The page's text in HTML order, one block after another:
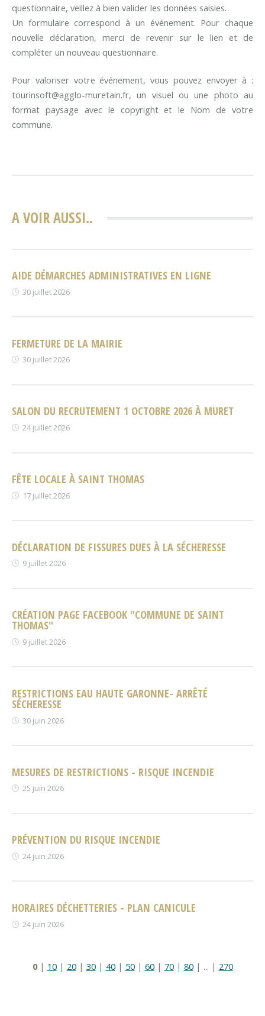
questionnaire, veillez à bien valider les données saisies.
Un formulaire correspond à un événement. Pour chaque
nouvelle déclaration, merci de revenir sur le lien et de
compléter un nouveau questionnaire.
Pour valoriser votre événement, vous pouvez envoyer à :
tourinsoft@agglo-muretain.fr, un visuel ou une photo au
format paysage avec le copyright et le Nom de votre
commune.
A VOIR AUSSI..
AIDE DÉMARCHES ADMINISTRATIVES EN LIGNE
30 juillet 2026
FERMETURE DE LA MAIRIE
30 juillet 2026
SALON DU RECRUTEMENT 1 OCTOBRE 2026 À MURET
24 juillet 2026
FÊTE LOCALE À SAINT THOMAS
17 juillet 2026
DÉCLARATION DE FISSURES DUES À LA SÉCHERESSE
9 juillet 2026
CRÉATION PAGE FACEBOOK "COMMUNE DE SAINT
THOMAS"
9 juillet 2026
RESTRICTIONS EAU HAUTE GARONNE- ARRÊTÉ
SÉCHERESSE
30 juin 2026
MESURES DE RESTRICTIONS - RISQUE INCENDIE
25 juin 2026
PRÉVENTION DU RISQUE INCENDIE
24 juin 2026
HORAIRES DÉCHETTERIES - PLAN CANICULE
24 juin 2026
0| 10| 20| 30| 40| 50| 60| 70| 80| ... | 270